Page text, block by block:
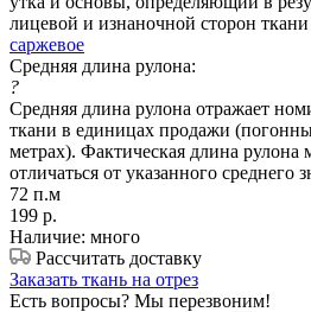
лицевой и изнаночной сторон ткани
саржевое
Средняя длина рулона:
?
Средняя длина рулона отражает
ткани в единицах продажи
метрах). Фактическая длина рулона
отличаться от указанного среднего
72 п.м
199 р.
Наличие: много
Рассчитать доставку
Заказать ткань на отрез
Есть вопросы? Мы перезвоним!